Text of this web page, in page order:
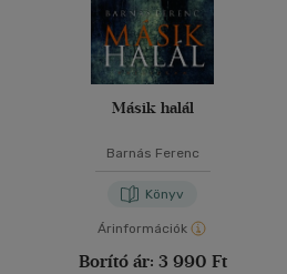
Másik halál
Barnás Ferenc
Könyv
Árinformációk
Borító ár: 3 990 Ft